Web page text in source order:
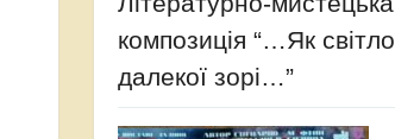
композиція “…Як світло
далекої зорі…”